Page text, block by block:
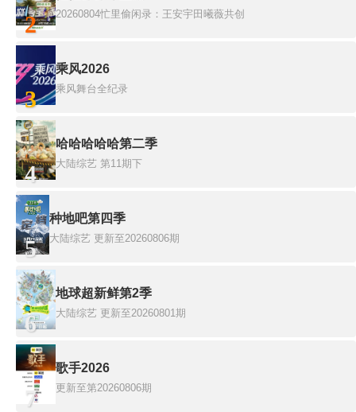
2 20260804忙里偷闲录：王安宇田曦薇共创
3
乘风2026
乘风舞台全纪录
4
哈哈哈哈哈第二季
大陆综艺 第11期下
5
种地吧第四季
大陆综艺 更新至20260806期
6
地球超新鲜第2季
大陆综艺 更新至20260801期
7
歌手2026
更新至第20260806期